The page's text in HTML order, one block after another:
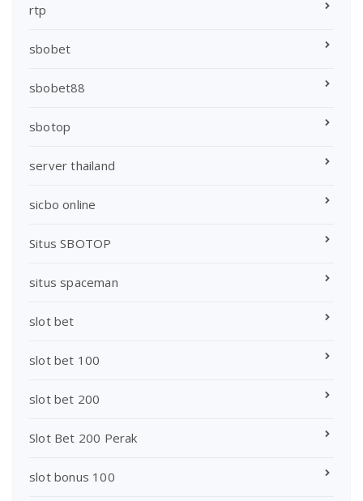
rtp
sbobet
sbobet88
sbotop
server thailand
sicbo online
Situs SBOTOP
situs spaceman
slot bet
slot bet 100
slot bet 200
Slot Bet 200 Perak
slot bonus 100